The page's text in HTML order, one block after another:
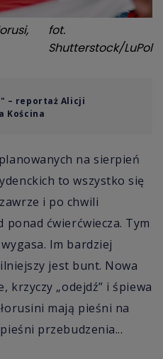
fot.
Shutterstock/LuPol
– reportaż Alicji
Kościna
na sierpień
to wszystko się
i po chwili
ponad ćwierćwiecza. Tym
Im bardziej
jest bunt. Nowa
krzyczy „odejdź” i śpiewa
mają pieśni na
przebudzenia...